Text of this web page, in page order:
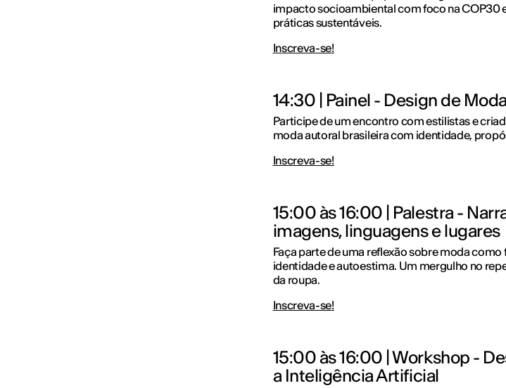
impacto socioambiental com foco na COP30
práticas sustentáveis.
Inscreva-se!
14:30 | Painel - Design de
Participe de um encontro com estilistas e
moda autoral brasileira com identidade,
Inscreva-se!
15:00 às 16:00 | Palestra -
imagens, linguagens e lugares
Faça parte de uma reflexão sobre moda
identidade e autoestima. Um mergulho no
da roupa.
Inscreva-se!
15:00 às 16:00 | Workshop -
a Inteligência Artificial